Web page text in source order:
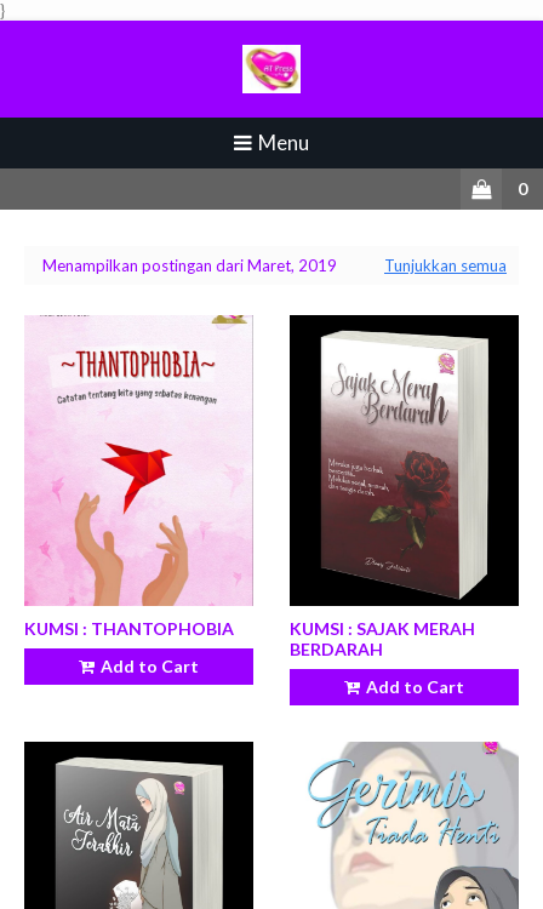
}
Menu
0
Menampilkan postingan dari Maret, 2019 Tunjukkan semua
KUMSI : THANTOPHOBIA
Add to Cart
KUMSI : SAJAK MERAH
BERDARAH
Add to Cart